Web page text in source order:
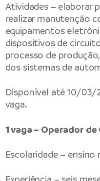
Atividades – elaborar
realizar manutenção
equipamentos
dispositivos de
processo de
dos sistemas de
Disponível até 10/03/
vaga.
1 vaga – Operador
Escolaridade –